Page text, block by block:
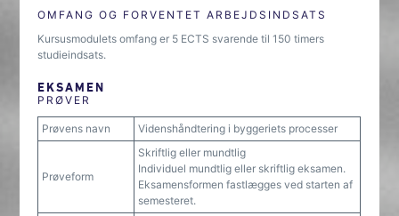
OMFANG OG FORVENTET ARBEJDSINDSATS
Kursusmodulets omfang er 5 ECTS svarende til 150 timers
studieindsats.
EKSAMEN
PRØVER
Prøvens navn Videnshåndtering i byggeriets processer
Prøveform
Skriftlig eller mundtlig
Individuel mundtlig eller skriftlig eksamen.
Eksamensformen fastlægges ved starten af
semesteret.